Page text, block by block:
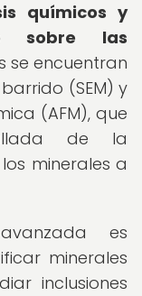
químicos y
sobre las
se encuentran
(SEM) y
(AFM), que
de la
minerales a
es
minerales
inclusiones